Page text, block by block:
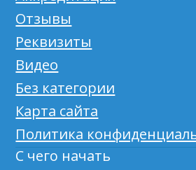
Отзывы
Реквизиты
Видео
Без категории
Карта сайта
Политика
С чего начать